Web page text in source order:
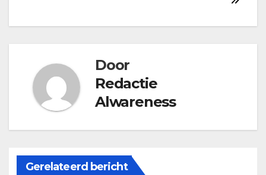
Door
Redactie
Alwareness
Gerelateerd bericht